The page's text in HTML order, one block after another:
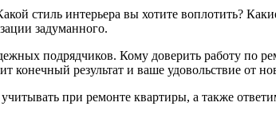
стиль интерьера вы хотите воплотить?
задуманного.
подрядчиков. Кому доверить работу по
результат и ваше удовольствие от
при ремонте квартиры, а также